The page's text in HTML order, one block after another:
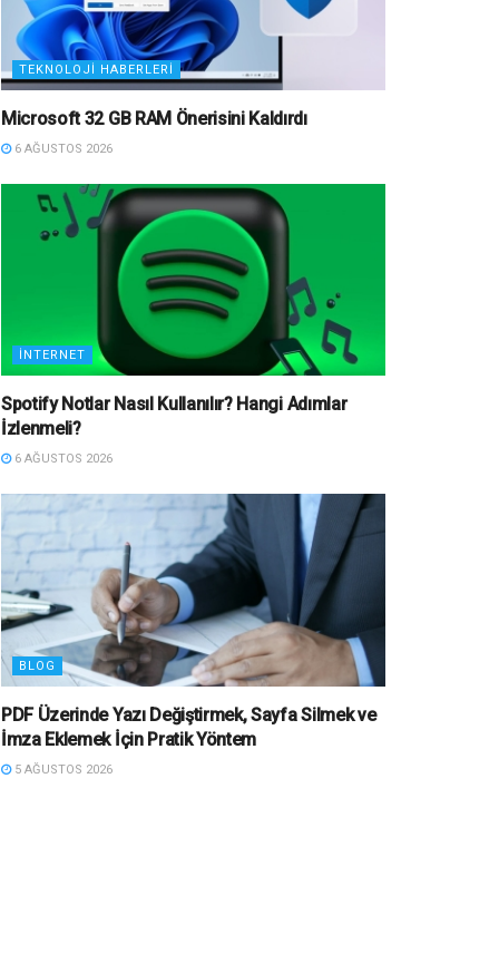
TEKNOLOJI HABERLERI
Microsoft 32 GB RAM Önerisini Kaldırdı
6 AĞUSTOS 2026
İNTERNET
Spotify Notlar Nasıl Kullanılır? Hangi Adımlar
İzlenmeli?
6 AĞUSTOS 2026
BLOG
PDF Üzerinde Yazı Değiştirmek, Sayfa Silmek ve
İmza Eklemek İçin Pratik Yöntem
5 AĞUSTOS 2026